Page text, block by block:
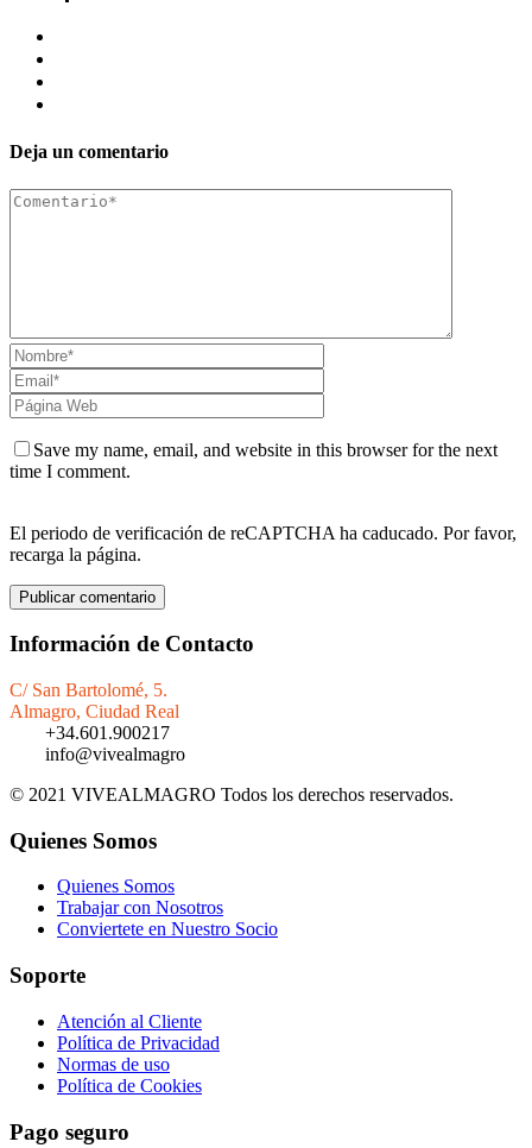
Deja un comentario
Save my name, email, and website in this browser for the next
time I comment.
El periodo de verificación de reCAPTCHA ha caducado. Por favor,
recarga la página.
Información de Contacto
C/ San Bartolomé, 5.
Almagro, Ciudad Real
+34.601.900217
info@vivealmagro
© 2021 VIVEALMAGRO Todos los derechos reservados.
Quienes Somos
Quienes Somos
Trabajar con Nosotros
Conviertete en Nuestro Socio
Soporte
Atención al Cliente
Política de Privacidad
Normas de uso
Política de Cookies
Pago seguro